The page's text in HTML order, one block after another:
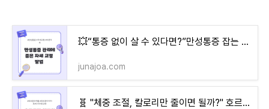
💥“통증 없이 살 수 있다면?”만성통증 잡는 자세 교정법, 지금 당장 바꿔야 할 자세 TOP 5!
junajoa.com
🧬 "체중 조절, 칼로리만 줄이면 될까?" 호르몬이 알려주는 진짜 다이어트 과학